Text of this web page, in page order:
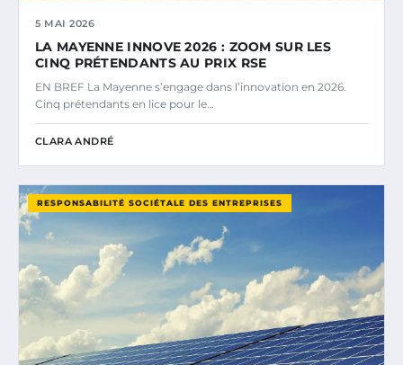
5 MAI 2026
LA MAYENNE INNOVE 2026 : ZOOM SUR LES
CINQ PRÉTENDANTS AU PRIX RSE
EN BREF La Mayenne s’engage dans l’innovation en 2026.
Cinq prétendants en lice pour le…
CLARA ANDRÉ
RESPONSABILITÉ SOCIÉTALE DES ENTREPRISES